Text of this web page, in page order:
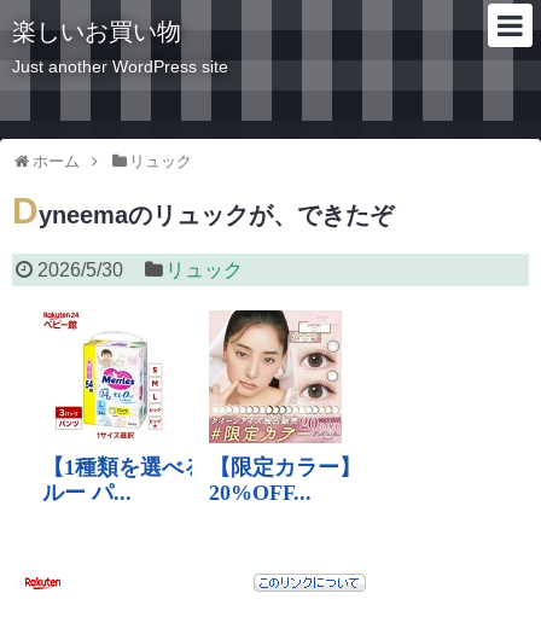
楽しいお買い物
Just another WordPress site
ホーム リュック
Dyneemaのリュックが、できたぞ
2026/5/30 リュック